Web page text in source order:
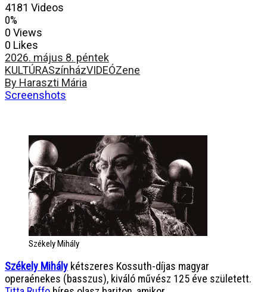
4181 Videos
0%
0 Views
0 Likes
2026. május 8. péntek
KULTÚRASzínházVIDEÓZene
By Haraszti Mária
Screenshots
Székely Mihály
Székely Mihály kétszeres Kossuth-díjas magyar
operaénekes (basszus), kiváló művész 125 éve született.